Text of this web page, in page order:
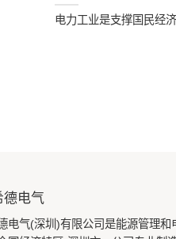
电力工业是支撑国民经
德电气
电气(深圳)有限公司 是能源管理和